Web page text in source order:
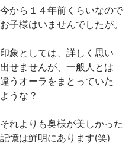
今から１４年前くらいなので
お子様はいませんでしたが。
印象としては、詳しく思い
出せませんが、一般人とは
違うオーラをまとっていた
ような？
それよりも奥様が美しかった
記憶は鮮明にあります(笑)